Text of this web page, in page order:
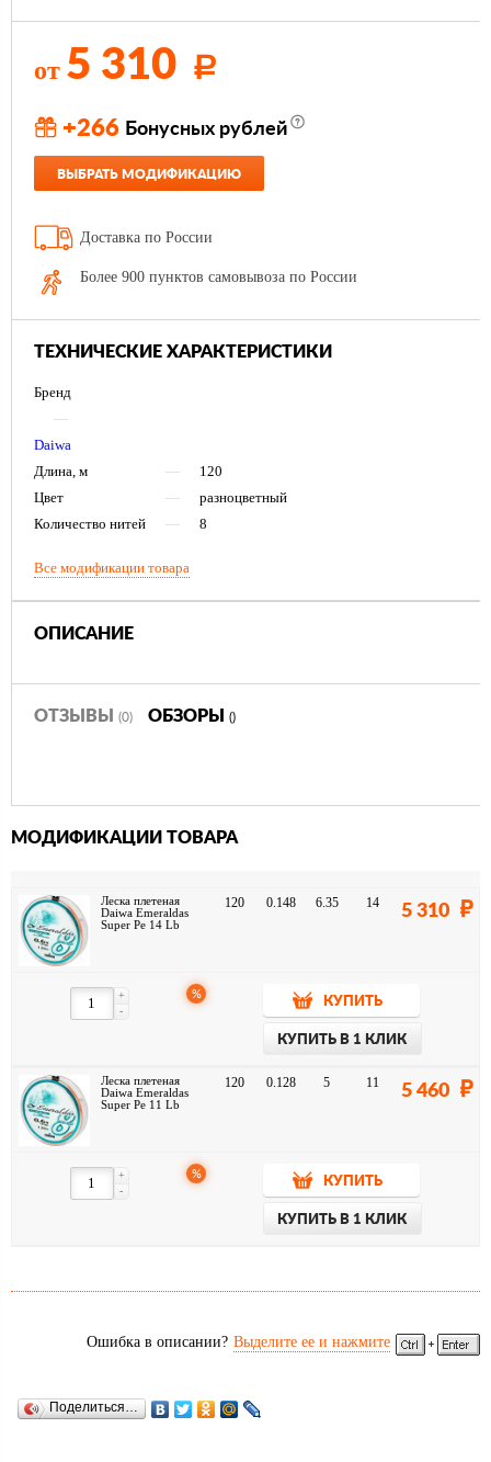
от 5 310 Р
+266 Бонусных рублей
ВЫБРАТЬ МОДИФИКАЦИЮ
Доставка по России
Более 900 пунктов самовывоза по России
ТЕХНИЧЕСКИЕ ХАРАКТЕРИСТИКИ
Бренд
—
Daiwa
Длина, м
—
120
Цвет
—
разноцветный
Количество нитей
— 8
Все модификации товара
ОПИСАНИЕ
ОТЗЫВЫ (0) ОБЗОРЫ ()
МОДИФИКАЦИИ ТОВАРА
Леска плетеная
Daiwa Emeraldas
Super Pe 14 Lb
120 0.148 6.35 14 5 310
-
+ %
КУПИТЬ
КУПИТЬ В 1 КЛИК
Леска плетеная
Daiwa Emeraldas
Super Pe 11 Lb
120 0.128 5 11 5 460
-
+ %
КУПИТЬ
КУПИТЬ В 1 КЛИК
Ошибка в описании? Выделите ее и нажмите
Поделиться…